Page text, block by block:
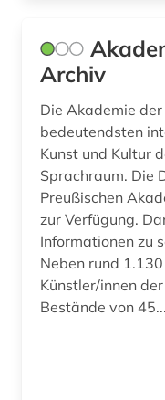
Archiv
Die Akademie
bedeutendsten
Kunst und Kultur
Sprachraum. Die
Preußischen
zur Verfügung. Darüber
Informationen zu
Neben rund
Künstler/innen der
Bestände von 45...